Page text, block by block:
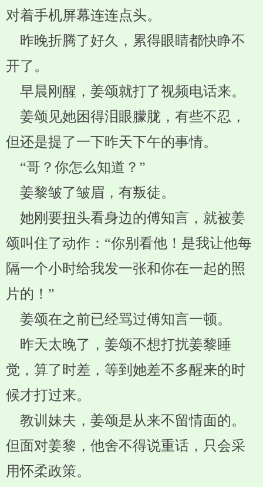
对着手机屏幕连连点头。
昨晚折腾了好久，累得眼睛都快睁不
开了。
早晨刚醒，姜颂就打了视频电话来。
姜颂见她困得泪眼朦胧，有些不忍，
但还是提了一下昨天下午的事情。
“哥？你怎么知道？”
姜黎皱了皱眉，有叛徒。
她刚要扭头看身边的傅知言，就被姜
颂叫住了动作：“你别看他！是我让他每
隔一个小时给我发一张和你在一起的照
片的！”
姜颂在之前已经骂过傅知言一顿。
昨天太晚了，姜颂不想打扰姜黎睡
觉，算了时差，等到她差不多醒来的时
候才打过来。
教训妹夫，姜颂是从来不留情面的。
但面对姜黎，他舍不得说重话，只会采
用怀柔政策。